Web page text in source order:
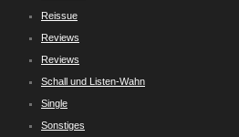
Reissue
Reviews
Reviews
Schall und Listen-Wahn
Single
Sonstiges